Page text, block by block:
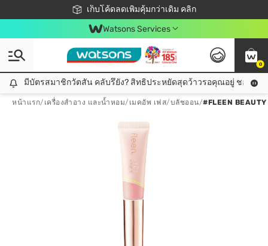
เก็บโค้ดลดเพิ่มคุ้มกว่าเดิม คลิก
ชอปออนไลน์ครั้งแรก ลดเพิ่มจุก ๆ 10%! 🎉
📦ส่งฟรี! เมื่อชอป 499฿
สมาชิกวัตสัน คลับดียังไง?
Watsons Services
0
มีบัตรสมาชิกวัตสัน คลับรึยัง? สิทธิประหยัดสุดว้าวรอคุณอยู่ ชอปคุ้มกว่าเดิม คลิก!
มีบัตรสมาชิกวัตสัน คลับรึยัง? สิทธิประหยัดสุดว้าวรอคุณอยู่ ชอปคุ้มก
หน้าแรก/ เครื่องสำอาง และน้ำหอม/ เมคอัพ เฟส/บลัชออน/#FLEEN BEAUTY